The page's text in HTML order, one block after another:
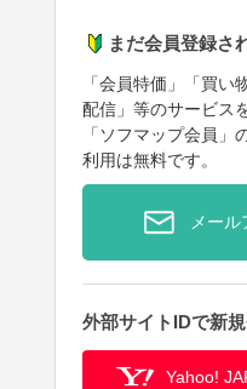
まだ会員登録さ
「会員特価」「買い
配信」等のサービス
「ソフマップ会員」
利用は無料です。
メール
外部サイトIDで新
Yahoo!